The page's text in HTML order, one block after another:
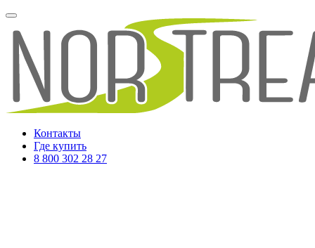
Контакты
Где купить
8 800 302 28 27